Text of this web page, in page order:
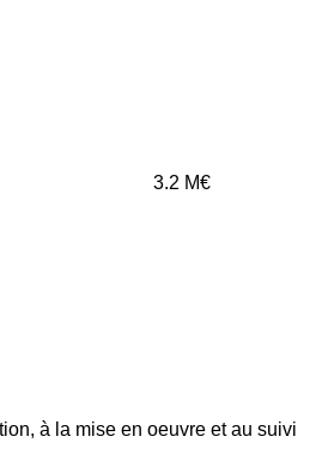
3.2 M€
à la mise en oeuvre et au suivi